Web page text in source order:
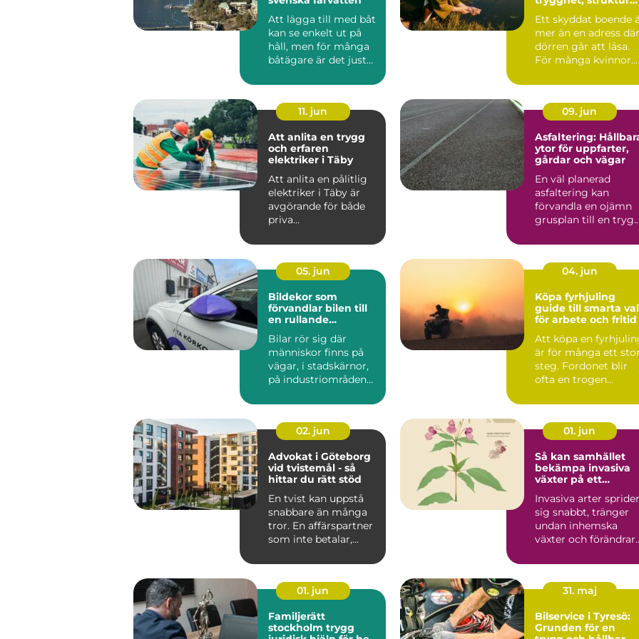
Att lägga till med båt
kan se enkelt ut på
håll, men för många
båtägare är det just
Ett skyddat boende
mer än en adress där
dörren går att låsa.
För många kvinnor
11. jun
Att anlita en trygg
och erfaren
elektriker i Täby
Att anlita en pålitlig
elektriker i Täby är
avgörande för både
priva...
09. jun
Asfaltering:
ytor för uppfarter,
gårdar och vägar
En väl planerad
asfaltering kan
förvandla en ojämn
grusplan till en trygg,
05. jun
Bildekor som
förvandlar bilen till
en rullande
Bilar rör sig där
människor finns på
vägar, i stadskärnor,
på industriområden
N...
04. jun
Köpa fyrhjuling
guide till smarta val
för arbete och fritid
Att köpa en
är för många ett
steg. Fordonet blir
ofta en trogen
02. jun
Advokat i Göteborg
vid tvistemål - så
hittar du rätt stöd
En tvist kan uppstå
snabbare än många
tror. En affärspartner
som inte betalar,...
01. jun
Så kan samhället
bekämpa invasiva
växter på ett
Invasiva arter sprider
sig snabbt, tränger
undan inhemska
växter och förändrar
Kommu...
01. jun
Familjerätt
stockholm trygg
31. maj
Bilservice i Tyresö:
Grunden för en